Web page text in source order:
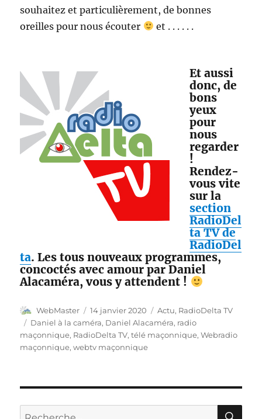
souhaitez et particulièrement, de bonnes
oreilles pour nous écouter
et . . . . . .
Et aussi
donc, de
bons
yeux
pour
nous
regarder
!
Rendez-
vous vite
sur la
section
RadioDel
ta TV de
RadioDel
ta. Les tous nouveaux programmes,
concoctés avec amour par Daniel
Alacaméra, vous y attendent !
Auteur
WebMaster
Publié
le
14 janvier 2020 Catégories
Actu, RadioDelta TV
Étiquettes
Daniel à la caméra, Daniel Alacaméra, radio
maçonnique, RadioDelta TV,télé maçonnique,Webradio
maçonnique,webtv maçonnique
Recherche